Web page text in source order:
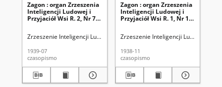
Zagon : organ Zrzeszenia
Inteligencji Ludowej i
Przyjaciół Wsi R. 2, Nr 7
Zrzeszenie Inteligencji Ludowej i Przyjaciół Wsi Bryja, Wincenty (1897-
1939-07
czasopismo
Zagon : organ Zrzeszenia
Inteligencji Ludowej i
Przyjaciół Wsi R. 1, Nr 11
Zrzeszenie Inteligencji Ludowej i
1938-11
czasopismo